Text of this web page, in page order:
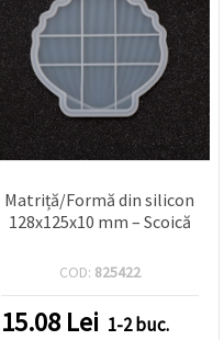
Matriță/Formă din silicon
128x125x10 mm – Scoică
COD: 825422
15.08 Lei 1-2 buc.